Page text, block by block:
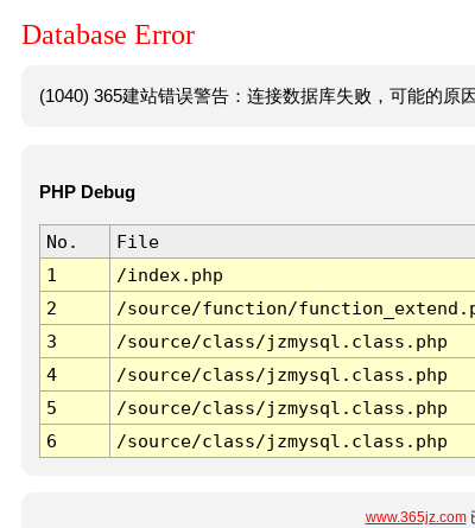
Database Error
(1040) 365建站错误警告：连接数据库失败，可能的原
PHP Debug
No. File
1
/index.php
2
/source/function/
3
/source/class/jzmysql.class.php
4
/source/class/jzmysql.class.php
5
/source/class/jzmysql.class.php
6
/source/class/jzmysql.class.php
www.365jz.com